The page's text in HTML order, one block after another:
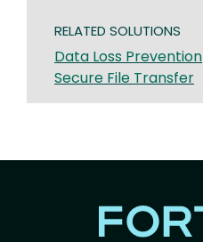
RELATED SOLUTIONS
Data Loss Prevention
Secure File Transfer